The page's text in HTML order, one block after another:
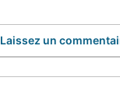
Laissez un